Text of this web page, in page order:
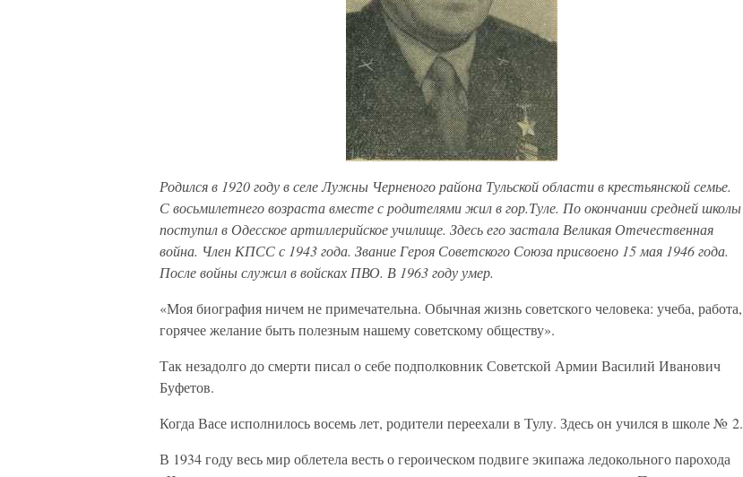
Родился в 1920 году в селе Лужны Черненого района Тульской области в крестьянской семье.
С восьмилетнего возраста вместе с родителями жил в гор.Туле. По окончании средней школы
поступил в Одесское артиллерийское училище. Здесь его застала Великая Отечественная
война. Член КПСС с 1943 года. Звание Героя Советского Союза присвоено 15 мая 1946 года.
После войны служил в войсках ПВО. В 1963 году умер.
«Моя биография ничем не примечательна. Обычная жизнь советского человека: учеба, работа,
горячее желание быть полезным нашему советскому обществу».
Так незадолго до смерти писал о себе подполковник Советской Армии Василий Иванович
Буфетов.
Когда Васе исполнилось восемь лет, родители переехали в Тулу. Здесь он учился в школе № 2.
В 1934 году весь мир облетела весть о героическом подвиге экипажа ледокольного парохода